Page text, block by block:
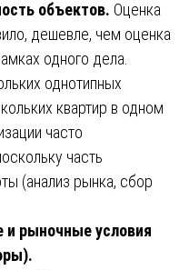
объектов. Оценка
дешевле, чем оценка
одного дела.
однотипных
квартир в одном
часто
часть
(анализ рынка, сбор
и рыночные условия